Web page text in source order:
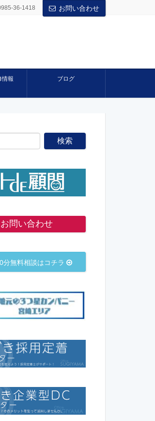
36-1418 お問い合わせ
情報 ブログ
お問い合わせ
分無料相談はコチラ